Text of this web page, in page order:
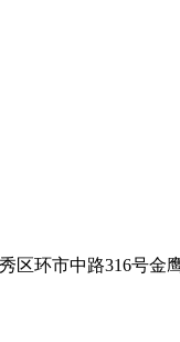
区环市中路316号金